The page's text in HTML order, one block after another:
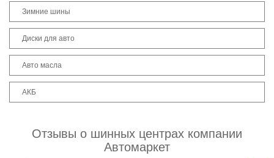
Зимние шины
Диски для авто
Авто масла
АКБ
Отзывы о шинных центрах компании
Автомаркет